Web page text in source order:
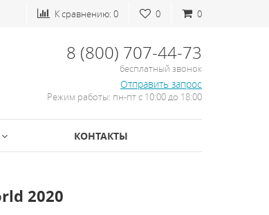
0
0
К сравнению: 0
8 (800) 707-44-73
бесплатный звонок
Отправить запрос
Режим работы: пн-пт с 10:00 до 18:00
КОНТАКТЫ
2020